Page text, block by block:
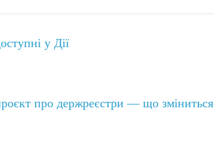
у Дії
про держреєстри — що зміниться